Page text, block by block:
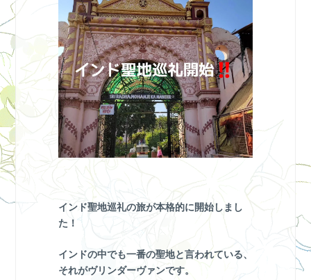
インド聖地巡礼の旅が本格的に開始しまし
た！
インドの中でも一番の聖地と言われている、
それがヴリンダーヴァンです。